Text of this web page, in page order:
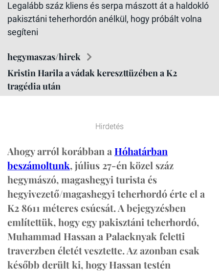
Legalább száz kliens és serpa mászott át a haldokló
pakisztáni teherhordón anélkül, hogy próbált volna
segíteni
hegymaszas/hirek
Kristin Harila a vádak kereszttüzében a K2
tragédia után
Hirdetés
Ahogy arról korábban aHóhatárban
beszámoltunk, július 27-én közel száz
hegymászó, magashegyi turista és
hegyivezető/magashegyi teherhordó érte el a
K2 8611 méteres csúcsát. A bejegyzésben
említettük, hogy egy pakisztáni teherhordó,
Muhammad Hassan a Palacknyak feletti
traverzben életét vesztette. Az azonban csak
később derült ki, hogy Hassan testén